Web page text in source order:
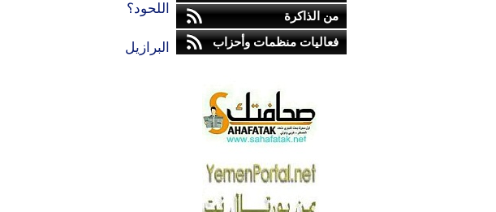
من الذاكرة
فعاليات منظمات وأحزاب
اللحود؟
البرازيل